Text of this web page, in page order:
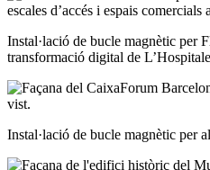
Instal·lació de bucle magnètic per
transformació digital de
Instal·lació de bucle magnètic per